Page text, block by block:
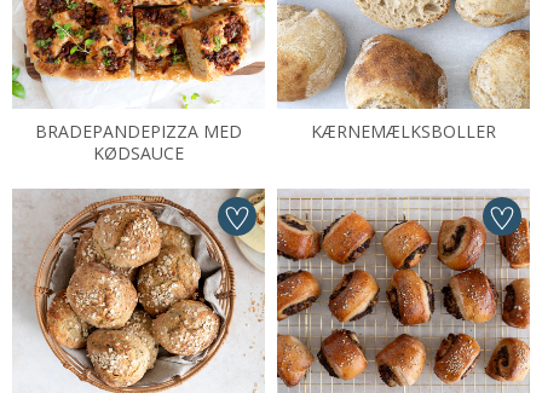
BRADEPANDEPIZZA MED
KØDSAUCE
KÆRNEMÆLKSBOLLER